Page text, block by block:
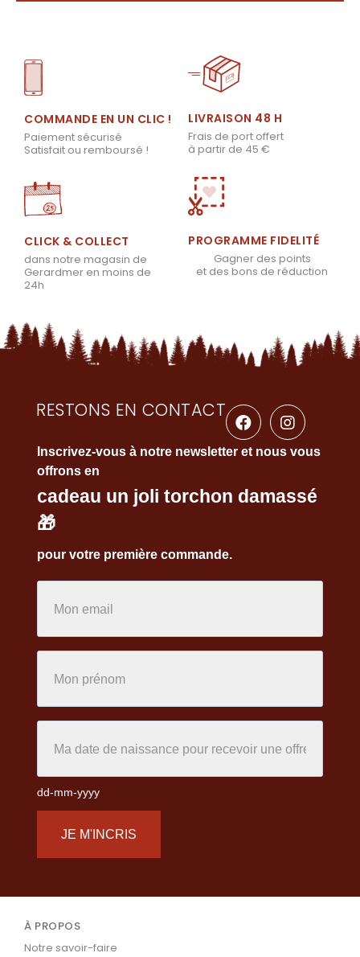
COMMANDE EN UN CLIC !
Paiement sécurisé
Satisfait ou remboursé !
LIVRAISON 48 H
Frais de port offert
à partir de 45 €
CLICK & COLLECT
dans notre magasin de
Gerardmer en moins de
24h
PROGRAMME FIDELITÉ
Gagner des points
et des bons de réduction
RESTONS EN CONTACT
Inscrivez-vous à notre newsletter et nous vous
offrons en
cadeau un joli torchon damassé
🎁
pour votre première commande.
dd-mm-yyyy
JE M'INCRIS
À PROPOS
Notre savoir-faire